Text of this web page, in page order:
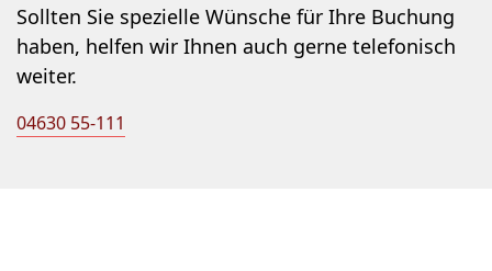
Sollten Sie spezielle Wünsche für Ihre Buchung
haben, helfen wir Ihnen auch gerne telefonisch
weiter.
04630 55-111